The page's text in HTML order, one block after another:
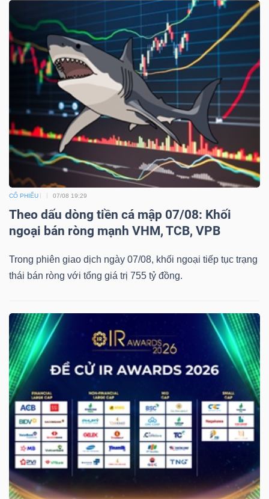
CỔ PHIẾU 07/08 19:29
Theo dấu dòng tiền cá mập 07/08: Khối
ngoại bán ròng mạnh VHM, TCB, VPB
Trong phiên giao dịch ngày 07/08, khối ngoại tiếp tục trạng
thái bán ròng với tổng giá trị 755 tỷ đồng.